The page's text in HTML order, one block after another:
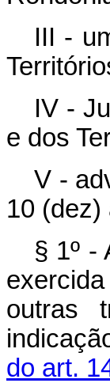
III -
IV -
e dos
V -
10 (dez)
§ 1º -
outras
do art.